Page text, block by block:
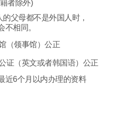
者除外)
父母都不是外国人时，
不相同。
（领事馆）公正
证（英文或者韩国语）公正
近6个月以内办理的资料